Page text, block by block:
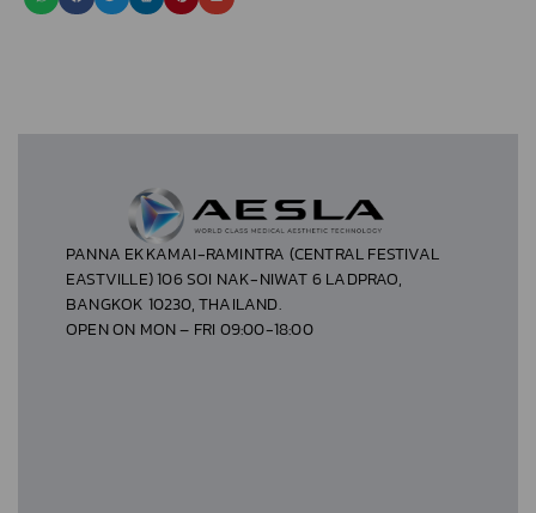
PANNA EKKAMAI-RAMINTRA (CENTRAL FESTIVAL
EASTVILLE) 106 SOI NAK-NIWAT 6 LADPRAO,
BANGKOK 10230, THAILAND.
OPEN ON MON – FRI 09:00-18:00